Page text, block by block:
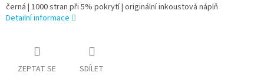
černá | 1000 stran při 5% pokrytí | originální inkoustová náplň
Detailní informace
ZEPTAT SE SDÍLET